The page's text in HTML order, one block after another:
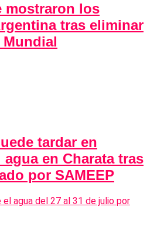
mostraron los
tras eliminar
tardar en
en Charata tras
por SAMEEP